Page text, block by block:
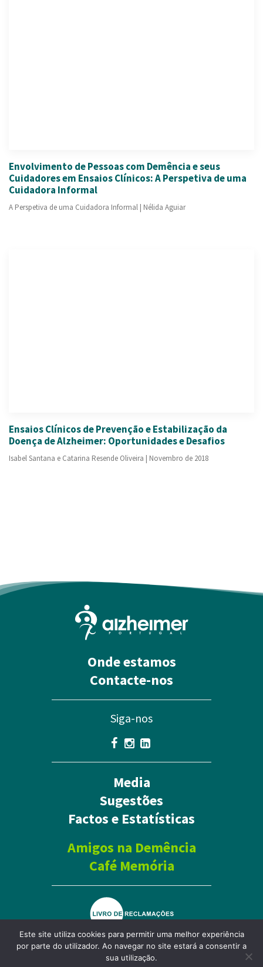
Envolvimento de Pessoas com Demência e seus
Cuidadores em Ensaios Clínicos: A Perspetiva de uma
Cuidadora Informal
A Perspetiva de uma Cuidadora Informal | Nélida Aguiar
Ensaios Clínicos de Prevenção e Estabilização da
Doença de Alzheimer: Oportunidades e Desafios
Isabel Santana e Catarina Resende Oliveira | Novembro de 2018
Onde estamos
Contacte-nos
Siga-nos
Media
Sugestões
Factos e Estatísticas
Amigos na Demência
Café Memória
Política de Privacidade
Mapa do site
Este site utiliza cookies para permitir uma melhor experiência
por parte do utilizador. Ao navegar no site estará a consentir a
sua utilização.